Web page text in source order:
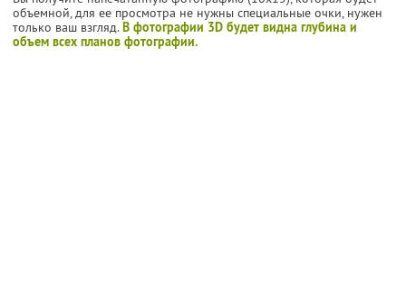
объемной, для ее просмотра не нужны специальные очки, нужен
только ваш взгляд.В фотографии 3D будет видна глубина и
объем всех планов фотографии.